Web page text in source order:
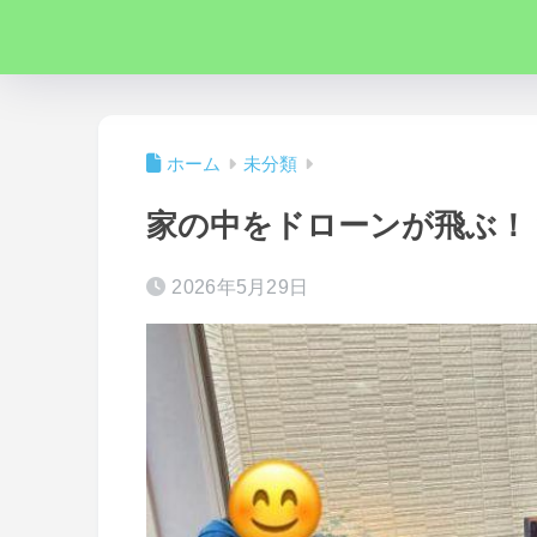
ホーム 未分類
家の中をドローンが飛ぶ！
2026年5月29日